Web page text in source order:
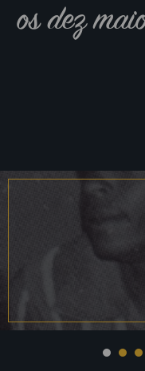
os dez